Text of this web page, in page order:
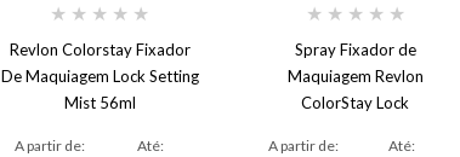
★ ★ ★ ★ ★
Revlon Colorstay Fixador
De Maquiagem Lock Setting
Mist 56ml
A partir de:
Até:
★ ★ ★ ★ ★
Spray Fixador de
Maquiagem Revlon
ColorStay Lock
A partir de:
Até: